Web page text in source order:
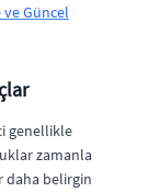
ve Güncel
genellikle
zamanla
daha belirgin